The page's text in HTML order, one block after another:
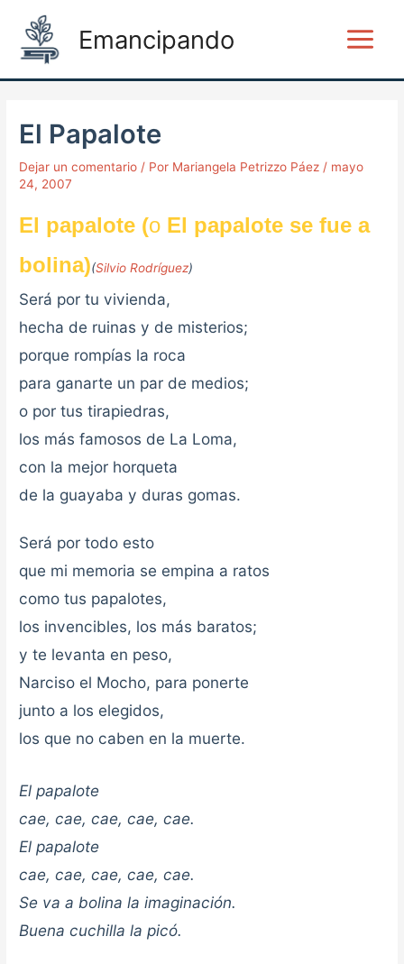
contenido
Emancipando
Menu
El Papalote
Dejar un comentario / Por Mariangela Petrizzo Páez/ mayo
24, 2007
El papalote (o El papalote se fue a
bolina)(Silvio Rodríguez)
Será por tu vivienda,
hecha de ruinas y de misterios;
porque rompías la roca
para ganarte un par de medios;
o por tus tirapiedras,
los más famosos de La Loma,
con la mejor horqueta
de la guayaba y duras gomas.
Será por todo esto
que mi memoria se empina a ratos
como tus papalotes,
los invencibles, los más baratos;
y te levanta en peso,
Narciso el Mocho, para ponerte
junto a los elegidos,
los que no caben en la muerte.
El papalote
cae, cae, cae, cae, cae.
El papalote
cae, cae, cae, cae, cae.
Se va a bolina la imaginación.
Buena cuchilla la picó.
navigation